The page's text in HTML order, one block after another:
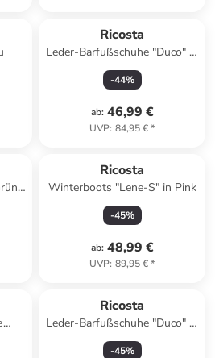
Ricosta
Leder-Barfußschuhe "Duco" in
Hellblau
-44%
ab: 46,99 €
UVP: 84,95 €*
Ricosta
Winterboots "Lene-S" in Pink
-45%
ab: 48,99 €
UVP: 89,95 €*
Ricosta
Leder-Barfußschuhe "Duco" in
Hellbraun
-45%